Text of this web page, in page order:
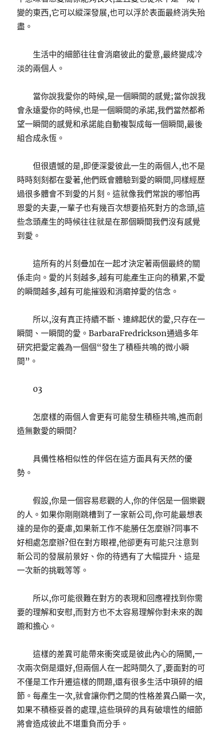
變的東西,它可以縱深發展,也可以浮於表面最終消失殆
盡。
生活中的細節往往會消磨彼此的愛意,最終變成冷
淡的兩個人。
當你說我愛你的時候,是一個瞬間的感覺;當你說我
會永遠愛你的時候,也是一個瞬間的承諾,我們當然都希
望一瞬間的感覺和承諾能自動複製成每一個瞬間,最後
組合成永恆。
但很遺憾的是,即便深愛彼此一生的兩個人,也不是
時時刻刻都在愛著,他們既會體驗到愛的瞬間,同樣經歷
過很多體會不到愛的片刻。這就像我們常說的哪怕再
恩愛的夫妻,一輩子也有幾百次想要掐死對方的念頭,這
些念頭產生的時候往往就是在那個瞬間我們沒有感覺
到愛。
這所有的片刻疊加在一起才決定著兩個最終的關
係走向。愛的片刻越多,越有可能產生正向的積累,不愛
的瞬間越多,越有可能摧毀和消磨掉愛的信念。
所以,沒有真正持續不斷、連綿起伏的愛,只存在一
瞬間、一瞬間的愛。BarbaraFredrickson通過多年
研究把愛定義為一個個“發生了積極共鳴的微小瞬
間”。
03
怎麼樣的兩個人會更有可能發生積極共鳴,進而創
造無數愛的瞬間?
具備性格相似性的伴侶在這方面具有天然的優
勢。
假設,你是一個容易悲觀的人,你的伴侶是一個樂觀
的人。如果你剛剛跳槽到了一家新公司,你可能最想表
達的是你的憂慮,如果新工作不能勝任怎麼辦?同事不
好相處怎麼辦?但在對方眼裡,他卻更有可能只注意到
新公司的發展前景好、你的待遇有了大幅提升、這是
一次新的挑戰等等。
所以,你可能很難在對方的表現和回應裡找到你需
要的理解和安慰,而對方也不太容易理解你對未來的踟
躕和擔心。
這樣的差異可能帶來衝突或是彼此內心的隔閡,一
次兩次倒是還好,但兩個人在一起時間久了,要面對的可
不僅是工作升遷這樣的問題,還有很多生活中瑣碎的細
節。每產生一次,就會讓你們之間的性格差異凸顯一次,
如果不積極妥善的處理,這些瑣碎的具有破壞性的細節
將會造成彼此不堪重負而分手。